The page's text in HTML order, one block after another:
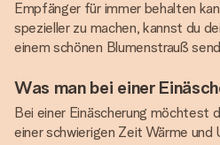
Empfänger für immer behalten
spezieller zu machen, kannst du
einem schönen Blumenstrauß
Was man bei einer
Bei einer Einäscherung möchtest
einer schwierigen Zeit Wärme